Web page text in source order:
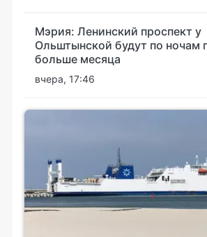
Мэрия: Ленинский проспект у
Ольштынской будут по ночам
больше месяца
вчера, 17:46